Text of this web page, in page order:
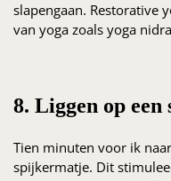
slapengaan. Restorative
van yoga zoals yoga
8. Liggen op
Tien minuten voor ik
spijkermatje. Dit